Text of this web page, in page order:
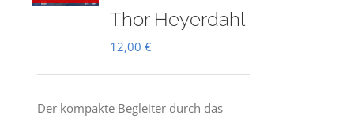
Thor Heyerdahl
12,00€
Der kompakte Begleiter durch das